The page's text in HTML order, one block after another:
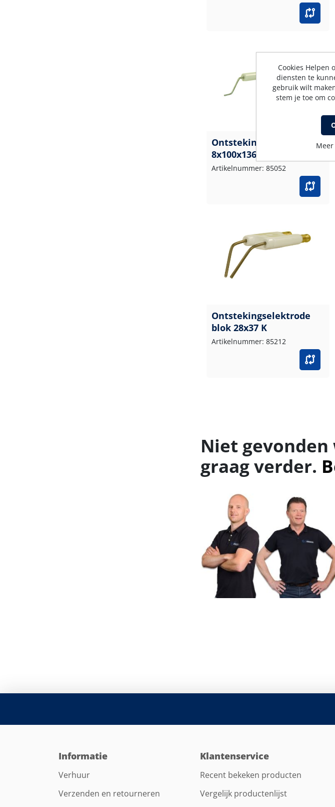
Ontstekingselektrode
8x100x136x6,3 W
Artikelnummer: 85052
Ontstekingselektrode
blok 28x37 K
Artikelnummer: 85212
Niet
graag verder.
Informatie
Verhuur
Verzenden en retourneren
Klantenservice
Recent bekeken producten
Vergelijk productenlijst
Cookies Helpen
diensten te
gebruik wilt
stem je toe om